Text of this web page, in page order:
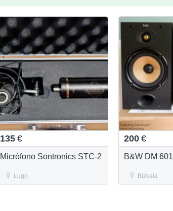
135 €
Micrófono Sontronics STC-2
Lugo
200 €
B&W DM 601
Bizkaia